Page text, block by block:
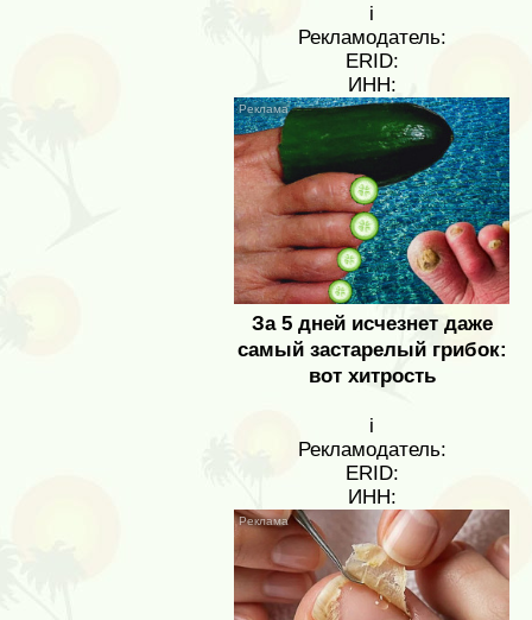
i
Рекламодатель:
ERID:
ИНН:
За 5 дней исчезнет даже
самый застарелый грибок:
вот хитрость
i
Рекламодатель:
ERID:
ИНН: